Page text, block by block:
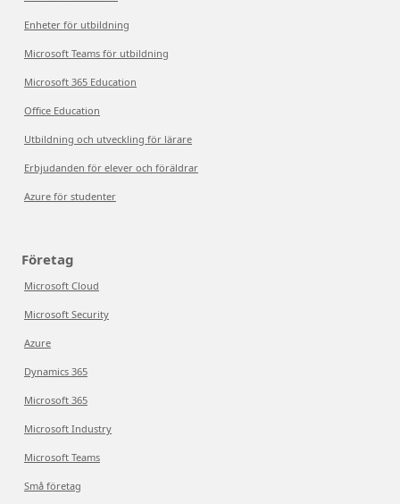
Enheter för utbildning
Microsoft Teams för utbildning
Microsoft 365 Education
Office Education
Utbildning och utveckling för lärare
Erbjudanden för elever och föräldrar
Azure för studenter
Företag
Microsoft Cloud
Microsoft Security
Azure
Dynamics 365
Microsoft 365
Microsoft Industry
Microsoft Teams
Små företag